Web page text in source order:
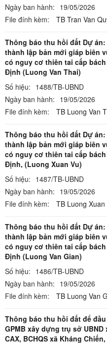
Ngày ban hành: 19/05/2026
File đính kèm:
TB Tran Van
Thông báo thu hồi đất Dự
thành lập bản mới giáp biên
có nguy cơ thiên tai cấp
Định (Luong Van Thai)
Số hiệu: 1488/TB-UBND
Ngày ban hành: 19/05/2026
File đính kèm:
TB Luong Van
Thông báo thu hồi đất Dự
thành lập bản mới giáp biên
có nguy cơ thiên tai cấp
Định, (Luong Xuan Vu)
Số hiệu: 1487/TB-UBND
Ngày ban hành: 19/05/2026
File đính kèm:
TB Luong Xuan
Thông báo thu hồi đất Dự
thành lập bản mới giáp biên
có nguy cơ thiên tai cấp
Định (Luong Van Gian)
Số hiệu: 1486/TB-UBND
Ngày ban hành: 19/05/2026
File đính kèm:
TB Luong Van
Thông báo thu hồi đất để
GPMB xây dựng trụ sở
CAX, BCHQS xã Kháng